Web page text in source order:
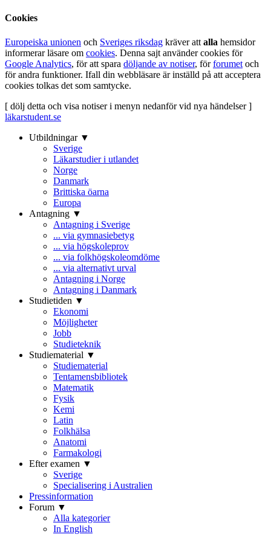
Cookies
Europeiska unionen och Sveriges riksdag kräver att alla hemsidor
informerar läsare om cookies. Denna sajt använder cookies för
Google Analytics, för att spara döljande av notiser, förforumet och
för andra funktioner. Ifall din webbläsare är inställd på att acceptera
cookies tolkas det som samtycke.
[ dölj detta och visa notiser i menyn nedanför vid nya händelser ]
läkarstudent.se
Utbildningar ▼
Sverige
Läkarstudier i utlandet
Norge
Danmark
Brittiska öarna
Europa
Antagning ▼
Antagning i Sverige
... via gymnasiebetyg
... via högskoleprov
... via folkhögskoleomdöme
... via alternativt urval
Antagning i Norge
Antagning i Danmark
Studietiden ▼
Ekonomi
Möjligheter
Jobb
Studieteknik
Studiematerial ▼
Studiematerial
Tentamensbibliotek
Matematik
Fysik
Kemi
Latin
Folkhälsa
Anatomi
Farmakologi
Efter examen ▼
Sverige
Specialisering i Australien
Pressinformation
Forum ▼
Alla kategorier
In English